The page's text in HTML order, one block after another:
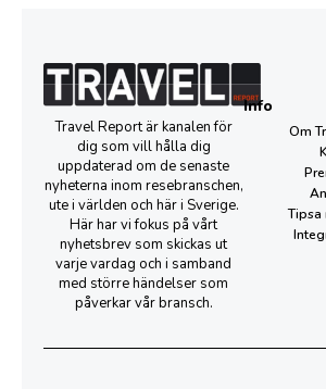
Travel Report är kanalen för
dig som vill hålla dig
uppdaterad om de senaste
nyheterna inom resebranschen,
ute i världen och här i Sverige.
Här har vi fokus på vårt
nyhetsbrev som skickas ut
varje vardag och i samband
med större händelser som
påverkar vår bransch.
Info
Om
Tipsa